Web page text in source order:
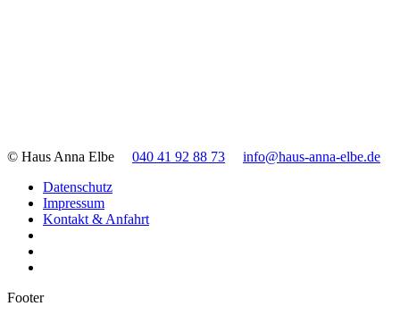
© Haus Anna Elbe 040 41 92 88 73
info@haus-anna-elbe.de
Datenschutz
Impressum
Kontakt & Anfahrt
Footer